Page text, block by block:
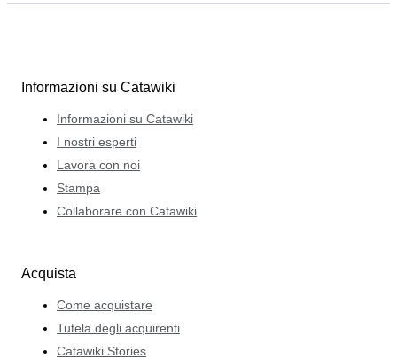
Informazioni su Catawiki
Informazioni su Catawiki
I nostri esperti
Lavora con noi
Stampa
Collaborare con Catawiki
Acquista
Come acquistare
Tutela degli acquirenti
Catawiki Stories